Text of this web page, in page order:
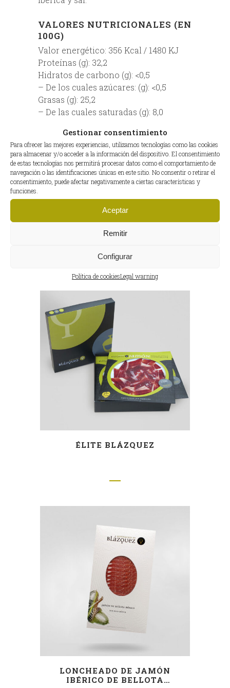
Gestionar consentimiento
Para ofrecer las mejores experiencias, utilizamos tecnologías como las cookies
para almacenar y/o acceder a la información del dispositivo. El consentimiento
de estas tecnologías nos permitirá procesar datos como el comportamiento de
navegación o las identificaciones únicas en este sitio. No consentir o retirar el
consentimiento, puede afectar negativamente a ciertas características y
funciones.
Aceptar
Remitir
Configurar
Política de cookiesLegal warning
VALORES NUTRICIONALES (EN
100G)
Valor energético: 356 Kcal / 1480 KJ
Proteínas (g): 32,2
Hidratos de carbono (g): <0,5
– De los cuales azúcares: (g): <0,5
Grasas (g): 25,2
– De las cuales saturadas (g): 8,0
ADDITIONAL INFORMATION
EAN
8435543403926
Related products
ÉLITE BLÁZQUEZ
LONCHEADO DE JAMÓN
IBÉRICO DE BELLOTA